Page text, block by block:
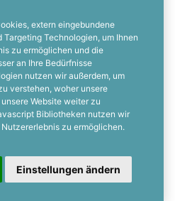
extern eingebundene
Technologien, um Ihnen
zu ermöglichen und die
an Ihre Bedürfnisse
nutzen wir außerdem, um
verstehen, woher unsere
Website weiter zu
Bibliotheken nutzen wir
zu ermöglichen.
Einstellungen ändern